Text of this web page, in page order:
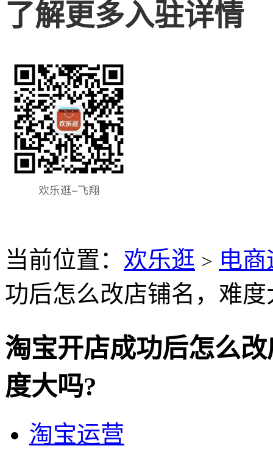
了解更多入驻详情
当前位置： 欢乐逛 > 电
功后怎么改店铺名，难度
淘宝开店成功后怎么
度大吗?
淘宝运营